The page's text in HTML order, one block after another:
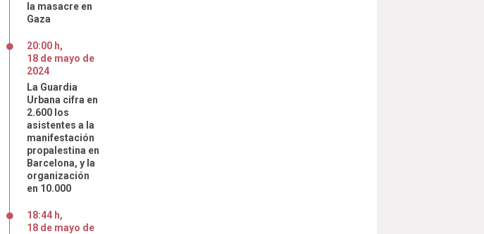
la masacre en
Gaza
20:00 h,
18 de mayo de
2024
La Guardia
Urbana cifra en
2.600 los
asistentes a la
manifestación
propalestina en
Barcelona, y la
organización
en 10.000
18:44 h,
18 de mayo de